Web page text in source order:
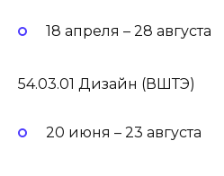
18 апреля – 28 августа
54.03.01 Дизайн (ВШТЭ)
20 июня – 23 августа